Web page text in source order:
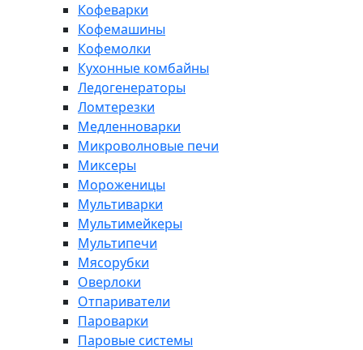
Кофеварки
Кофемашины
Кофемолки
Кухонные комбайны
Ледогенераторы
Ломтерезки
Медленноварки
Микроволновые печи
Миксеры
Мороженицы
Мультиварки
Мультимейкеры
Мультипечи
Мясорубки
Оверлоки
Отпариватели
Пароварки
Паровые системы